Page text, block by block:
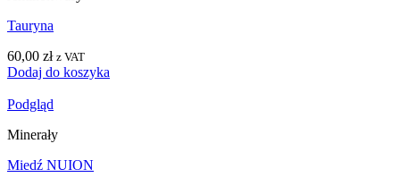
Tauryna
60,00 zł z VAT
Dodaj do koszyka
Podgląd
Minerały
Miedź NUION